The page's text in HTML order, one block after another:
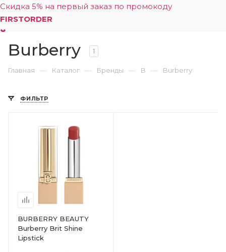
Скидка 5% на первый заказ по промокоду
FIRSTORDER
Burberry 1
Главная — Каталог — Бренды — B — Burberry
ФИЛЬТР
BURBERRY BEAUTY
Burberry Brit Shine
Lipstick